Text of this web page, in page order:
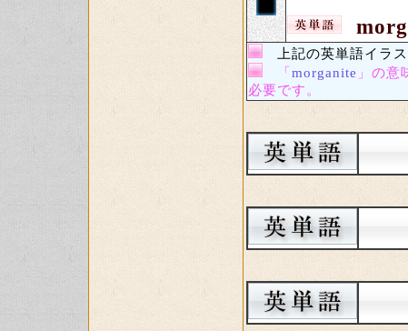
上記の英単語イラス
「 morganite 」の
必要です。